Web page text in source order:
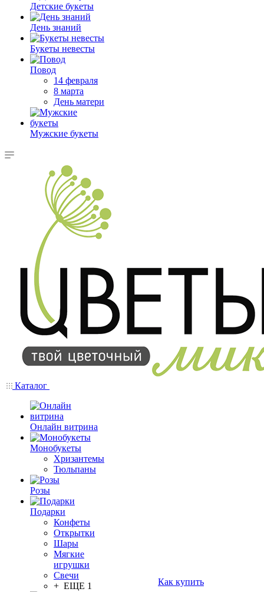
Детские букеты
День знаний
Букеты невесты
Повод
14 февраля
8 марта
День матери
Мужские букеты
Каталог
Онлайн витрина
Монобукеты
Хризантемы
Тюльпаны
Розы
Подарки
Конфеты
Открытки
Шары
Мягкие
игрушки
Свечи
+ ЕЩЕ 1
Как купить